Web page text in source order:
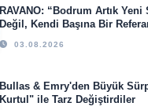
RAVANO: “Bodrum Artık Yeni
Değil, Kendi Başına Bir
03.08.2026
Bullas & Emry'den Büyük
Kurtul" ile Tarz Değiştirdiler